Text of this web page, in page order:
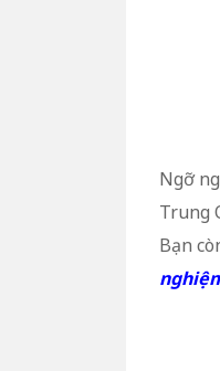
Ngỡ
Trung
Bạn